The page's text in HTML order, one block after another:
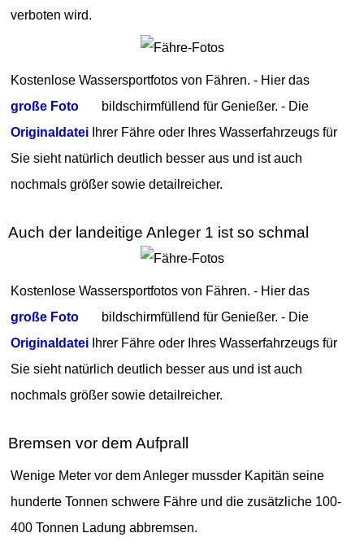
verboten wird.
Kostenlose Wassersportfotos von Fähren. - Hier das
große Foto
bildschirmfüllend für Genießer. - Die
Originaldatei Ihrer Fähre oder Ihres Wasserfahrzeugs für
Sie sieht natürlich deutlich besser aus und ist auch
nochmals größer sowie detailreicher.
Auch der landeitige Anleger 1 ist so schmal
Kostenlose Wassersportfotos von Fähren. - Hier das
große Foto
bildschirmfüllend für Genießer. - Die
Originaldatei Ihrer Fähre oder Ihres Wasserfahrzeugs für
Sie sieht natürlich deutlich besser aus und ist auch
nochmals größer sowie detailreicher.
Bremsen vor dem Aufprall
Wenige Meter vor dem Anleger mussder Kapitän seine
hunderte Tonnen schwere Fähre und die zusätzliche 100-
400 Tonnen Ladung abbremsen.